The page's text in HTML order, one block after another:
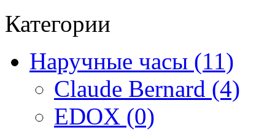
Категории
Наручные часы (11)
Claude Bernard (4)
EDOX (0)